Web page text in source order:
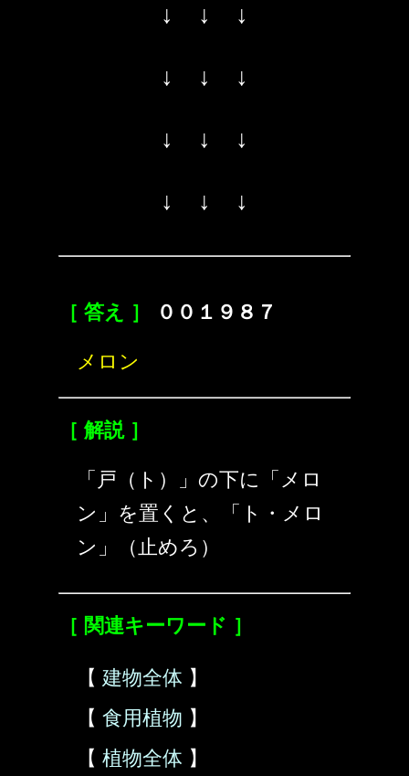
↓ ↓ ↓
↓ ↓ ↓
↓ ↓ ↓
↓ ↓ ↓
［ 答え ］ ００１９８７
メロン
［ 解説 ］
「戸（ト）」の下に「メロ
ン」を置くと、「ト・メロ
ン」（止めろ）
［ 関連キーワード ］
【 建物全体 】
【 食用植物 】
【 植物全体 】